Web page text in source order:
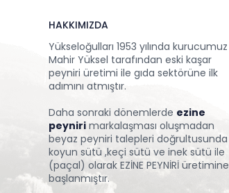
HAKKIMIZDA
Yükseloğulları 1953 yılında kurucumuz
Mahir Yüksel tarafından eski kaşar
peyniri üretimi ile gıda sektörüne ilk
adımını atmıştır.
Daha sonraki dönemlerde ezine
peynirimarkalaşması oluşmadan
beyaz peyniri talepleri doğrultusunda
koyun sütü ,keçi sütü ve inek sütü ile
(paçal) olarak EZİNE PEYNİRİ üretimine
başlanmıştır.